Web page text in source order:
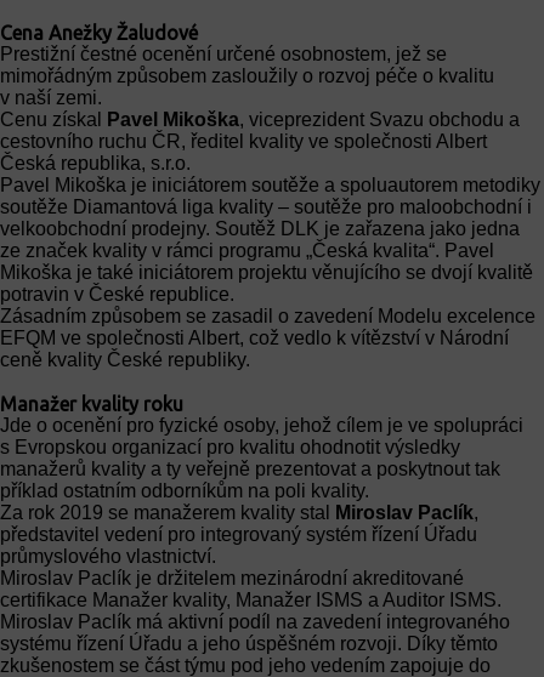
Cena Anežky Žaludové
Prestižní čestné ocenění určené osobnostem, jež se
mimořádným způsobem zasloužily o rozvoj péče o kvalitu
v naší zemi.
Cenu získal
Pavel Mikoška, viceprezident Svazu obchodu a
cestovního ruchu ČR, ředitel kvality ve společnosti Albert
Česká republika, s.r.o.
Pavel Mikoška je iniciátorem soutěže a spoluautorem metodiky
soutěže Diamantová liga kvality – soutěže pro maloobchodní i
velkoobchodní prodejny. Soutěž DLK je zařazena jako jedna
ze značek kvality v rámci programu „Česká kvalita“. Pavel
Mikoška je také iniciátorem projektu věnujícího se dvojí kvalitě
potravin v České republice.
Zásadním způsobem se zasadil o zavedení Modelu excelence
EFQM ve společnosti Albert, což vedlo k vítězství v Národní
ceně kvality České republiky.
Manažer kvality roku
Jde o ocenění pro fyzické osoby, jehož cílem je ve spolupráci
s Evropskou organizací pro kvalitu ohodnotit výsledky
manažerů kvality a ty veřejně prezentovat a poskytnout tak
příklad ostatním odborníkům na poli kvality.
Za rok 2019 se manažerem kvality stal
Miroslav Paclík,
představitel vedení pro integrovaný systém řízení Úřadu
průmyslového vlastnictví.
Miroslav Paclík je držitelem mezinárodní akreditované
certifikace Manažer kvality, Manažer ISMS a Auditor ISMS.
Miroslav Paclík má aktivní podíl na zavedení integrovaného
systému řízení Úřadu a jeho úspěšném rozvoji. Díky těmto
zkušenostem se část týmu pod jeho vedením zapojuje do